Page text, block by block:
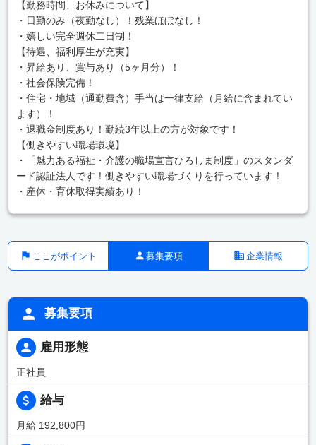
【勤務時間、お休みについて】
・日勤のみ（夜勤なし）！残業ほぼなし！
・嬉しい完全週休二日制！
【待遇、福利厚生が充実】
・昇給あり、賞与あり（5ヶ月分）！
・社会保険完備！
・住宅・地域（通勤費含）手当は一律支給（月給に含まれてい
ます）！
・退職金制度あり！勤続3年以上の方が対象です！
【働きやすい職場環境】
・「魅力ある福祉・介護の職場宣言ひろしま制度」のスタンダ
ード認証法人です！働きやすい職場づくりを行っています！
・産休・育休取得実績あり！
ここがポイント 募集要項 企業情報
募集要項
雇用形態
正社員
給与
月給 192,800円